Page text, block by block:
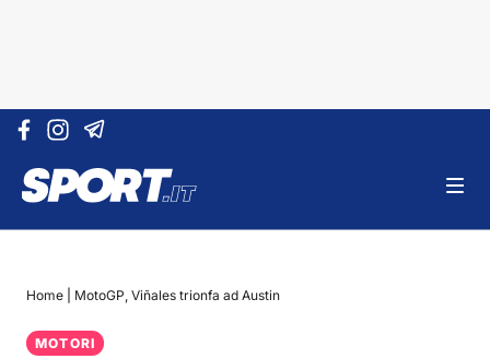
Vai al contenuto
Home MotoGP, Viñales trionfa ad Austin
MOTORI